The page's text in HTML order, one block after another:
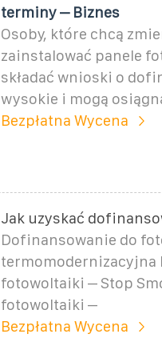
terminy – Biznes
Osoby, które chcą
zainstalować panele
składać wnioski o
wysokie i mogą
Bezpłatna Wycena
Jak uzyskać
Dofinansowanie do
termomodernizacyjna
fotowoltaiki – Stop
fotowoltaiki –
Bezpłatna Wycena